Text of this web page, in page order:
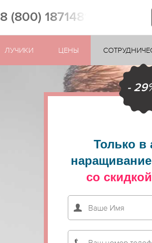
8 (800) 1871481
ЛУЧИКИ ЦЕНЫ
-
Только в
со